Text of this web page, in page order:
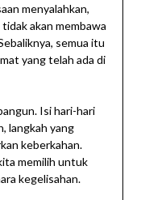
menyalahkan,
akan membawa
semua itu
yang telah ada di
Isi hari-hari
langkah yang
keberkahan.
memilih untuk
kegelisahan.